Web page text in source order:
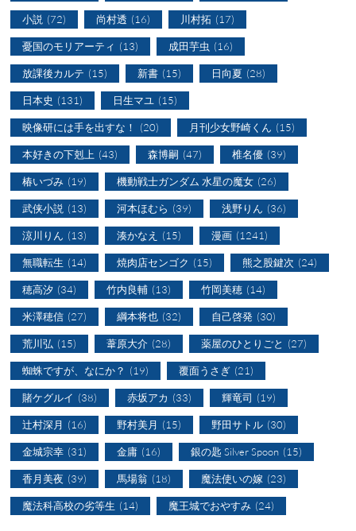
小説 (72) 尚村透 (16) 川村拓 (17)
憂国のモリアーティ (13) 成田芋虫 (16)
放課後カルテ (15) 新書 (15) 日向夏 (28)
日本史 (131) 日生マユ (15)
映像研には手を出すな！ (20) 月刊少女野崎くん (15)
本好きの下剋上 (43) 森博嗣 (47) 椎名優 (39)
椿いづみ (19) 機動戦士ガンダム 水星の魔女 (26)
武侠小説 (13) 河本ほむら (39) 浅野りん (36)
涼川りん (13) 湊かなえ (15) 漫画 (1241)
無職転生 (14) 焼肉店センゴク (15) 熊之股鍵次 (24)
穂高汐 (34) 竹内良輔 (13) 竹岡美穂 (14)
米澤穂信 (27) 綱本将也 (32) 自己啓発 (30)
荒川弘 (15) 葦原大介 (28) 薬屋のひとりごと (27)
蜘蛛ですが、なにか？ (19) 覆面うさぎ (21)
賭ケグルイ (38) 赤坂アカ (33) 輝竜司 (19)
辻村深月 (16) 野村美月 (15) 野田サトル (30)
金城宗幸 (31) 金庸 (16) 銀の匙 Silver Spoon (15)
香月美夜 (39) 馬場翁 (18) 魔法使いの嫁 (23)
魔法科高校の劣等生 (14) 魔王城でおやすみ (24)